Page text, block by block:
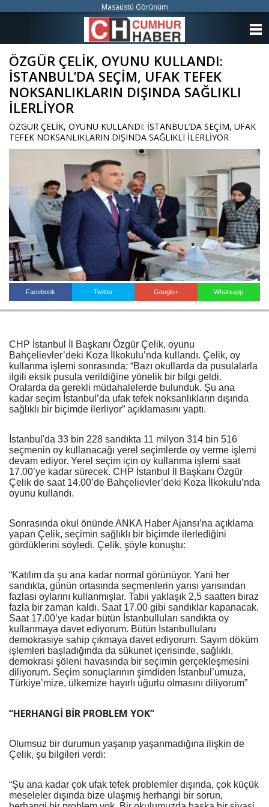
ÖZGÜR ÇELİK, OYUNU KULLANDI:
İSTANBUL’DA SEÇİM, UFAK TEFEK
NOKSANLIKLARIN DIŞINDA SAĞLIKLI
İLERLİYOR
ÖZGÜR ÇELİK, OYUNU KULLANDI: İSTANBUL’DA SEÇİM, UFAK
TEFEK NOKSANLIKLARIN DIŞINDA SAĞLIKLI İLERLİYOR
Facebook Twitter Google+ Whatsapp
CHP İstanbul İl Başkanı Özgür Çelik, oyunu
Bahçelievler’deki Koza İlkokulu’nda kullandı. Çelik, oy
kullanma işlemi sonrasında; “Bazı okullarda da pusulalarla
ilgili eksik pusula verildiğine yönelik bir bilgi geldi.
Oralarda da gerekli müdahalelerde bulunduk. Şu ana
kadar seçim İstanbul’da ufak tefek noksanlıkların dışında
sağlıklı bir biçimde ilerliyor” açıklamasını yaptı.
İstanbul'da 33 bin 228 sandıkta 11 milyon 314 bin 516
seçmenin oy kullanacağı yerel seçimlerde oy verme işlemi
devam ediyor. Yerel seçim için oy kullanma işlemi saat
17.00’ye kadar sürecek. CHP İstanbul İl Başkanı Özgür
Çelik de saat 14.00’de Bahçelievler’deki Koza İlkokulu’nda
oyunu kullandı.
Sonrasında okul önünde ANKA Haber Ajansı’na açıklama
yapan Çelik, seçimin sağlıklı bir biçimde ilerlediğini
gördüklerini söyledi. Çelik, şöyle konuştu:
“Katılım da şu ana kadar normal görünüyor. Yani her
sandıkta, günün ortasında seçmenlerin yarısı yarısından
fazlası oylarını kullanmışlar. Tabii yaklaşık 2,5 saatten biraz
fazla bir zaman kaldı. Saat 17.00 gibi sandıklar kapanacak.
Saat 17.00’ye kadar bütün İstanbulluları sandıkta oy
kullanmaya davet ediyorum. Bütün İstanbullularu
demokrasiye sahip çıkmaya davet ediyorum. Sayım döküm
işlemleri başladığında da sükunet içerisinde, sağlıklı,
demokrasi şöleni havasında bir seçimin gerçekleşmesini
diliyorum. Seçim sonuçlarının şimdiden İstanbul’umuza,
Türkiye’mize, ülkemize hayırlı uğurlu olmasını diliyorum”
“HERHANGİ BİR PROBLEM YOK”
Olumsuz bir durumun yaşanıp yaşanmadığına ilişkin de
Çelik, şu bilgileri verdi:
“Şu ana kadar çok ufak tefek problemler dışında, çok küçük
meseleler dışında bize ulaşmış herhangi bir sorun,
Masaüstü Görünüm
KATEGORİLER
YAZARLAR
VİDEO GALERİ
KÜNYE
İLETİŞİM
Haberin Doğru Adresi.